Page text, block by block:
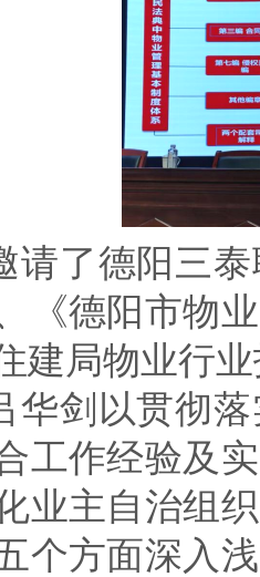
了德阳三泰
《德阳市物
建局物业行
剑以贯彻落
工作经验及
业主自治组
个方面深入